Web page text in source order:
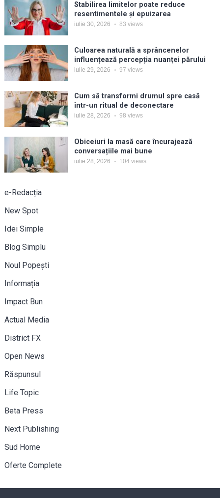
Stabilirea limitelor poate reduce
resentimentele și epuizarea
iulie 30, 2026 83 views
Culoarea naturală a sprâncenelor
influențează percepția nuanței părului
iulie 29, 2026 97 views
Cum să transformi drumul spre casă
într-un ritual de deconectare
iulie 28, 2026 98 views
Obiceiuri la masă care încurajează
conversațiile mai bune
iulie 28, 2026 104 views
e-Redacția
New Spot
Idei Simple
Blog Simplu
Noul Popești
Informația
Impact Bun
Actual Media
District FX
Open News
Răspunsul
Life Topic
Beta Press
Next Publishing
Sud Home
Oferte Complete